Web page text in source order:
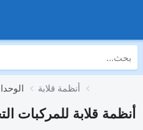
أنظمة قلابة
أنظمة قلابة للمركبات